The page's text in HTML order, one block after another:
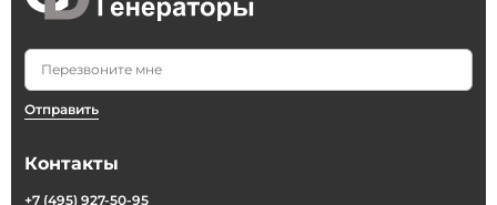
Отправить
Контакты
+7 (495) 927-50-95